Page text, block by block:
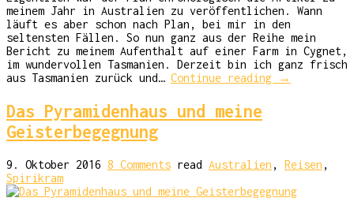
meinem Jahr in Australien zu veröffentlichen. Wann
läuft es aber schon nach Plan, bei mir in den
seltensten Fällen. So nun ganz aus der Reihe mein
Bericht zu meinem Aufenthalt auf einer Farm in Cygnet,
im wundervollen Tasmanien. Derzeit bin ich ganz frisch
aus Tasmanien zurück und… Continue reading →
Das Pyramidenhaus und meine
Geisterbegegnung
9. Oktober 2016 8 Comments read Australien , Reisen ,
Spirikram